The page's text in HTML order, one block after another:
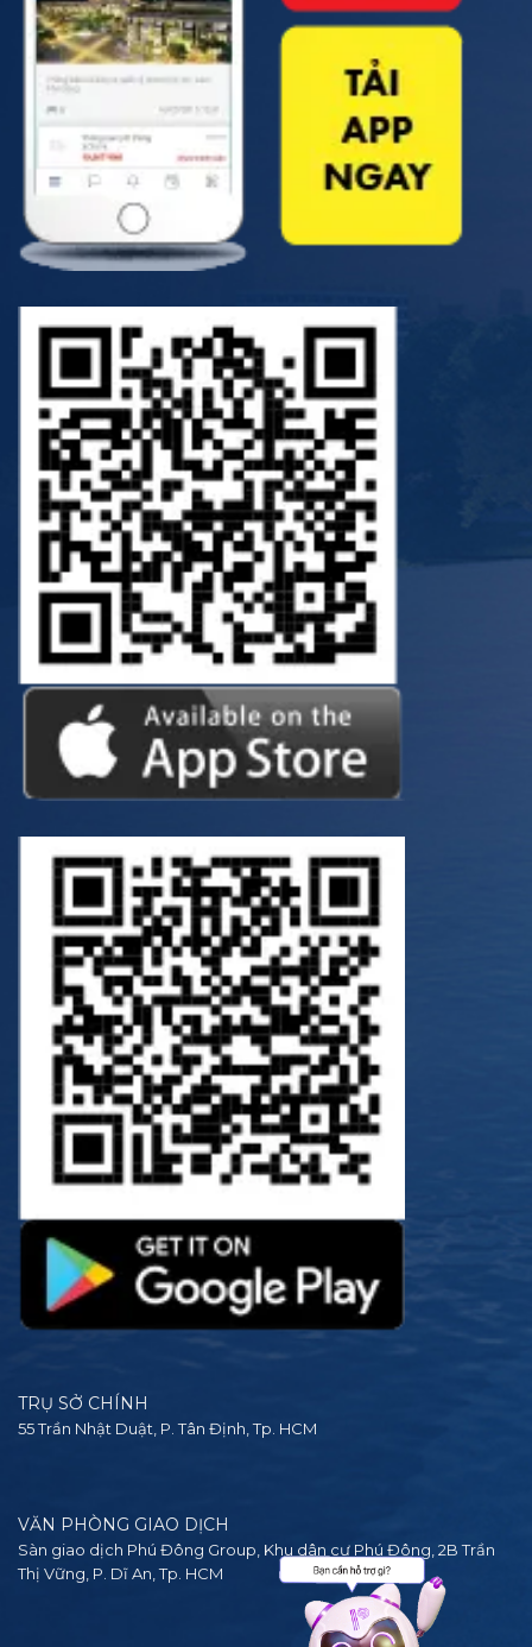
TRỤ SỞ CHÍNH
55 Trần Nhật Duật, P. Tân Định, Tp. HCM
VĂN PHÒNG GIAO DỊCH
Sàn giao dịch Phú Đông Group, Khu dân cư Phú Đông, 2B Trần
Thị Vững, P. Dĩ An, Tp. HCM